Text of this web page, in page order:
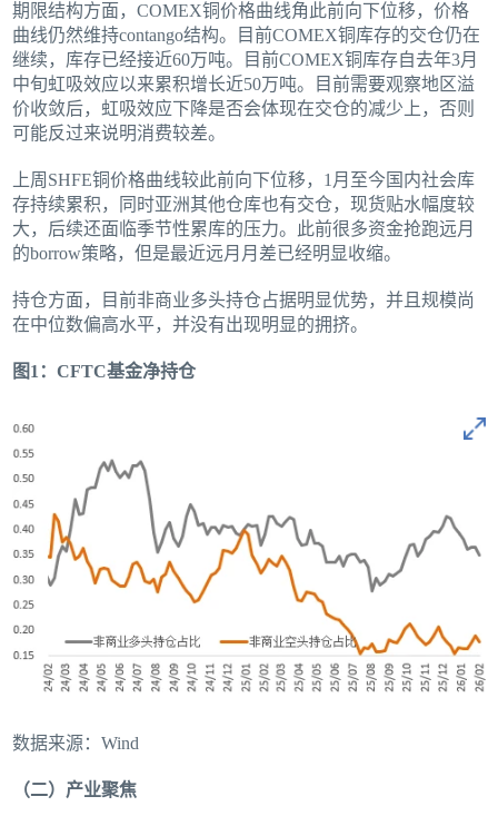
期限结构方面，COMEX铜价格曲线角此前向下位移，价格
曲线仍然维持contango结构。目前COMEX铜库存的交仓仍在
继续，库存已经接近60万吨。目前COMEX铜库存自去年3月
中旬虹吸效应以来累积增长近50万吨。目前需要观察地区溢
价收敛后，虹吸效应下降是否会体现在交仓的减少上，否则
可能反过来说明消费较差。
上周SHFE铜价格曲线较此前向下位移，1月至今国内社会库
存持续累积，同时亚洲其他仓库也有交仓，现货贴水幅度较
大，后续还面临季节性累库的压力。此前很多资金抢跑远月
的borrow策略，但是最近远月月差已经明显收缩。
持仓方面，目前非商业多头持仓占据明显优势，并且规模尚
在中位数偏高水平，并没有出现明显的拥挤。
图1：CFTC基金净持仓
数据来源：Wind
（二）产业聚焦